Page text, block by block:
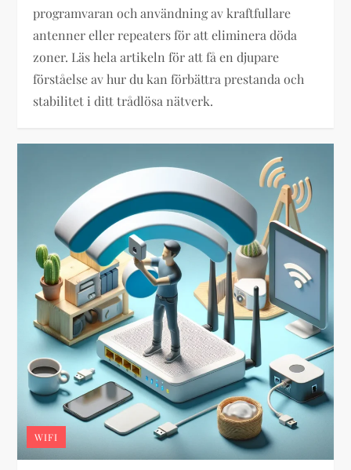
programvaran och användning av kraftfullare
antenner eller repeaters för att eliminera döda
zoner. Läs hela artikeln för att få en djupare
förståelse av hur du kan förbättra prestanda och
stabilitet i ditt trådlösa nätverk.
WIFI